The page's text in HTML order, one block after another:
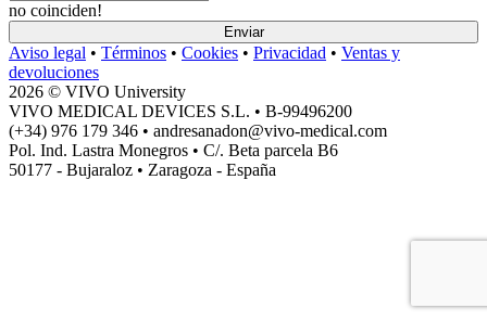
no coinciden!
Enviar
Aviso legal • Términos • Cookies • Privacidad • Ventas y
devoluciones
2026 © VIVO University
VIVO MEDICAL DEVICES S.L. • B-99496200
(+34) 976 179 346 • andresanadon@vivo-medical.com
Pol. Ind. Lastra Monegros • C/. Beta parcela B6
50177 - Bujaraloz • Zaragoza - España